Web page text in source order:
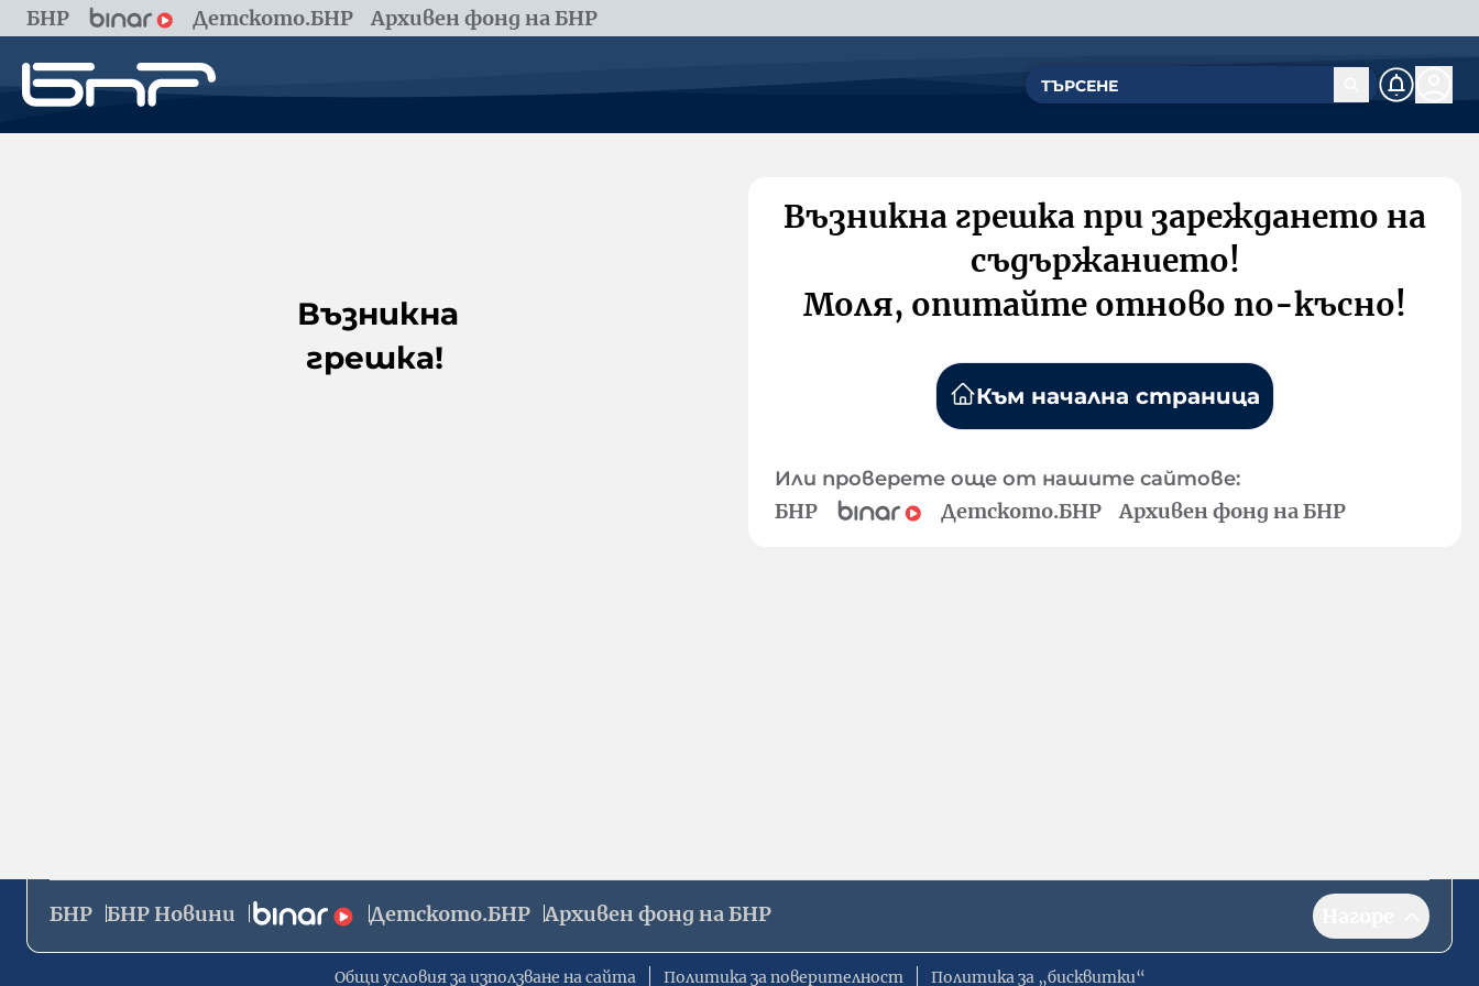
БНР Детското.БНР Архивен фонд на БНР
Възникна
грешка!
Възникна грешка при зареждането на
съдържанието!
Моля, опитайте отново по-късно!
Към начална страница
Или проверете още от нашите сайтове:
БНР Детското.БНР Архивен фонд на БНР
БНР БНР Новини Детското.БНР Архивен фонд на БНР
Общи условия за използване на сайта Политика за поверителност Политика за „бисквитки“